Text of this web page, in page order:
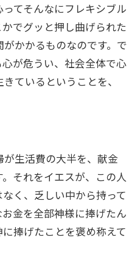
てそんなにフレキシブル
でグッと押し曲げられた
かかるものなのです。で
が危うい、社会全体で心
ているということを、
生活費の大半を、献金
それをイエスが、この人
く、乏しい中から持って
金を全部神様に捧げたん
捧げたことを褒め称えて